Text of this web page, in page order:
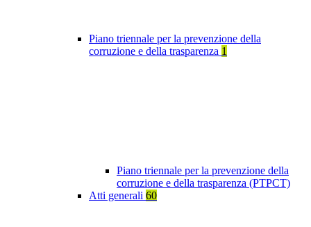
Piano triennale per la prevenzione della
corruzione e della trasparenza 1
Piano triennale per la prevenzione della
corruzione e della trasparenza (PTPCT)
Atti generali 60